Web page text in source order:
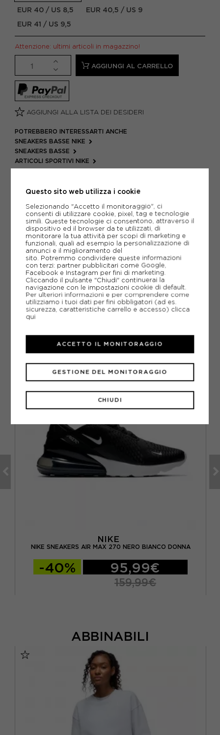
EUR 40 / US 8,5
EUR 40,5 / US 9
EUR 41 / US 9,5
Attenzione: ultimi articoli in magazzino!
AGGIUNGI AL CARRELLO
AGGIUNGI ALLA LISTA DEI DESIDERI
POTREBBERO INTERESSARTI ANCHE
SNEAKERS BASSE NIKE
SNEAKERS BASSE
ARTICOLI SPORTIVI NIKE
PIÙ INFORMAZIONI
SCHEDA TECNICA
GUIDA ALLE TAGLIE
DOMANDE FREQUENTI
Come ordinare la taglia giusta?
CONSIGLIATI DA NOI
NIKE
NIKE SNEAKERS AIR MAX 270 NERO BIANCO DONNA
-40% 95,99€
159,99€
ABBINABILI
Questo sito web utilizza i cookie
Selezionando "Accetto il monitoraggio", ci
consenti di utilizzare cookie, pixel, tag e tecnologie
simili. Queste tecnologie ci consentono, attraverso il
dispositivo ed il browser da te utilizzati, di
monitorare la tua attività per scopi di marketing e
funzionali, quali ad esempio la personalizzazione di
annunci e il miglioramento del
sito. Potremmo condividere queste informazioni
con terzi: partner pubblicitari come Google,
Facebook e Instagram per fini di marketing.
Cliccando il pulsante "Chiudi" continuerai la
navigazione con le impostazioni cookie di default.
Per ulteriori informazioni e per comprendere come
utilizziamo i tuoi dati per fini obbligatori (ad es.
sicurezza, caratteristiche carrello e accesso) clicca
qui
CHIUDI
GESTIONE DEL MONITORAGGIO
ACCETTO IL MONITORAGGIO